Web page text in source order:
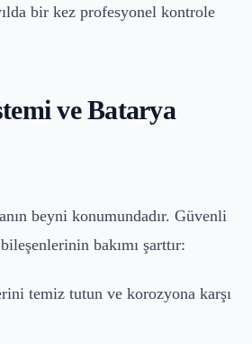
bir kez profesyonel kontrole
ve Batarya
beyni konumundadır. Güvenli
bakımı şarttır:
temiz tutun ve korozyona karşı